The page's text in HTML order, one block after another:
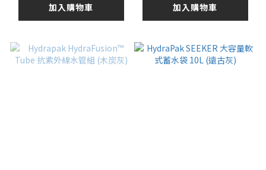
加入購物車 加入購物車